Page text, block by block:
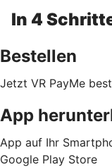
In 4
Bestellen
Jetzt VR PayMe
App
App auf Ihr
Google Play Store